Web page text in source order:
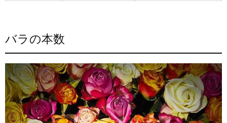
バラの本数